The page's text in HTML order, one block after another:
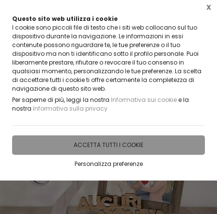
Questo sito web utilizza i cookie
I cookie sono piccoli file di testo che i siti web collocano sul tuo
dispositivo durante la navigazione. Le informazioni in essi
contenute possono riguardare te, le tue preferenze o il tuo
dispositivo ma non ti identificano sotto il profilo personale. Puoi
liberamente prestare, rifiutare o revocare il tuo consenso in
qualsiasi momento, personalizzando le tue preferenze. La scelta
di accettare tutti i cookie ti offre certamente la completezza di
navigazione di questo sito web.
Per saperne di più, leggi la nostra Informativa sui cookiee la
nostra Informativa sulla privacy
ACCETTA TUTTI I COOKIE
Personalizza preferenze
X
CLICCA E SCOPRI I COUPON ATTIVI ADESSO
Home IDEE E REGALI PERSONALIZZABILI ACCESSORI E GADGET PER LA CASA